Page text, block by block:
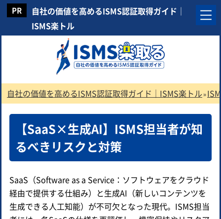
自社の価値を高めるISMS認証取得ガイド｜
ISMS楽トル
自社の価値を高めるISMS認証取得ガイド｜ISMS楽トル»
【SaaS×生成AI】ISMS担当者が知
るべきリスクと対策
SaaS（Software as a Service：ソフトウェアをクラウド
経由で提供する仕組み）と生成AI（新しいコンテンツを
生成できる人工知能）が不可欠となった現代。ISMS担当